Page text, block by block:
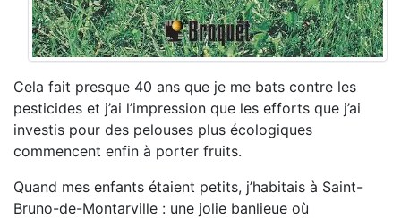
Cela fait presque 40 ans que je me bats contre les
pesticides et j’ai l’impression que les efforts que j’ai
investis pour des pelouses plus écologiques
commencent enfin à porter fruits.
Quand mes enfants étaient petits, j’habitais à Saint-
Bruno-de-Montarville : une jolie banlieue où